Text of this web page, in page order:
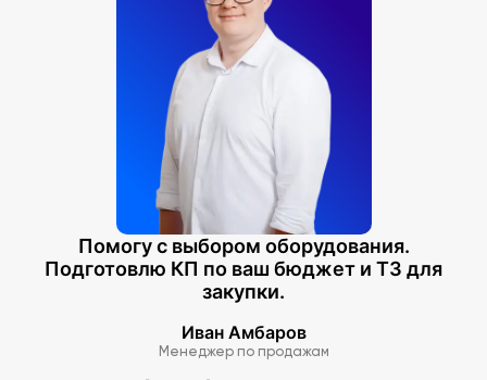
Помогу с выбором оборудования.
Подготовлю КП по ваш бюджет и ТЗ для
закупки.
Иван Амбаров
Менеджер по продажам